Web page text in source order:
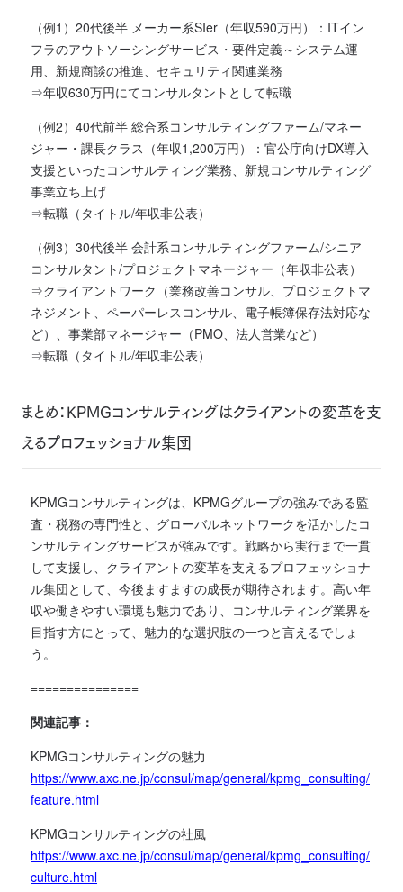
（例1）20代後半 メーカー系SIer（年収590万円）：ITイン
フラのアウトソーシングサービス・要件定義～システム運
用、新規商談の推進、セキュリティ関連業務
⇒年収630万円にてコンサルタントとして転職
（例2）40代前半 総合系コンサルティングファーム/マネー
ジャー・課長クラス（年収1,200万円）：官公庁向けDX導入
支援といったコンサルティング業務、新規コンサルティング
事業立ち上げ
⇒転職（タイトル/年収非公表）
（例3）30代後半 会計系コンサルティングファーム/シニア
コンサルタント/プロジェクトマネージャー（年収非公表）
⇒クライアントワーク（業務改善コンサル、プロジェクトマ
ネジメント、ペーパーレスコンサル、電子帳簿保存法対応な
ど）、事業部マネージャー（PMO、法人営業など）
⇒転職（タイトル/年収非公表）
まとめ：KPMGコンサルティングはクライアントの変革を支
えるプロフェッショナル集団
KPMGコンサルティングは、KPMGグループの強みである監
査・税務の専門性と、グローバルネットワークを活かしたコ
ンサルティングサービスが強みです。戦略から実行まで一貫
して支援し、クライアントの変革を支えるプロフェッショナ
ル集団として、今後ますますの成長が期待されます。高い年
収や働きやすい環境も魅力であり、コンサルティング業界を
目指す方にとって、魅力的な選択肢の一つと言えるでしょ
う。
===============
関連記事：
KPMGコンサルティングの魅力
https://www.axc.ne.jp/consul/map/general/kpmg_consulting/
feature.html
KPMGコンサルティングの社風
https://www.axc.ne.jp/consul/map/general/kpmg_consulting/
culture.html